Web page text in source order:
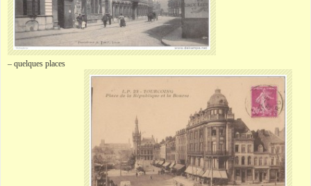
– quelques places